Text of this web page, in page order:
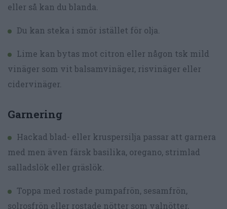
eller så kan du blanda.
Du kan steka i smör istället för olja.
Lime kan bytas mot citron eller någon tsk mild
vinäger som vit balsamvinäger, risvinäger eller
cidervinäger.
Garnering
Hackad blad- eller kruspersilja passar att garnera
med men även färsk basilika, oregano, strimlad
salladslök eller gräslök.
Toppa med rostade pumpafrön, sesamfrön,
solrosfrön eller rostade nötter som valnötter,